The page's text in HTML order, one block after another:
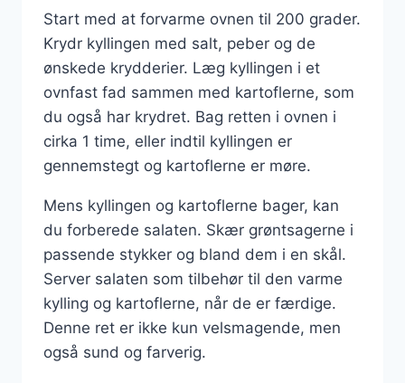
Start med at forvarme ovnen til 200 grader.
Krydr kyllingen med salt, peber og de
ønskede krydderier. Læg kyllingen i et
ovnfast fad sammen med kartoflerne, som
du også har krydret. Bag retten i ovnen i
cirka 1 time, eller indtil kyllingen er
gennemstegt og kartoflerne er møre.
Mens kyllingen og kartoflerne bager, kan
du forberede salaten. Skær grøntsagerne i
passende stykker og bland dem i en skål.
Server salaten som tilbehør til den varme
kylling og kartoflerne, når de er færdige.
Denne ret er ikke kun velsmagende, men
også sund og farverig.